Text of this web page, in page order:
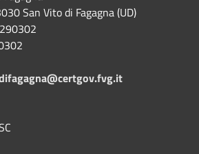
San Vito di Fagagna (UD)